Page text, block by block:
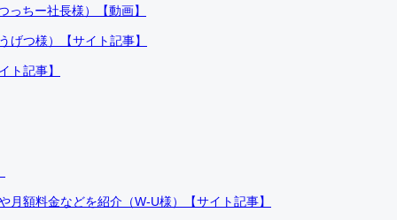
ちー社長様）【動画】
げつ様）【サイト記事】
ト記事】
額料金などを紹介（W-U様）【サイト記事】